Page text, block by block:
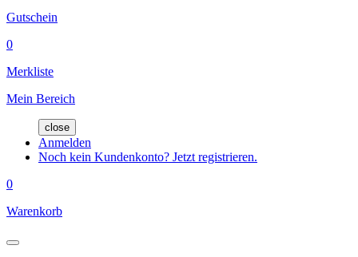
Gutschein
0
Merkliste
Mein Bereich
close
Anmelden
Noch kein Kundenkonto? Jetzt registrieren.
0
Warenkorb